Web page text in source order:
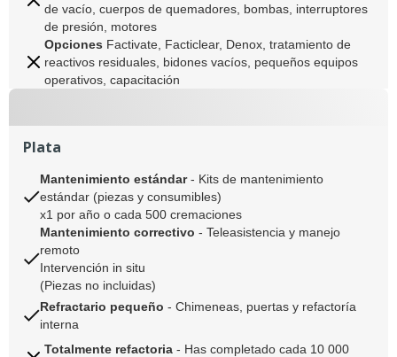
de vacío, cuerpos de quemadores, bombas, interruptores
de presión, motores
Opciones Factivate, Facticlear, Denox, tratamiento de
reactivos residuales, bidones vacíos, pequeños equipos
operativos, capacitación
Plata
Mantenimiento estándar- Kits de mantenimiento
estándar (piezas y consumibles)
x1 por año o cada 500 cremaciones
Mantenimiento correctivo - Teleasistencia y manejo
remoto
Intervención in situ
(Piezas no incluidas)
Refractario pequeño - Chimeneas, puertas y refactoría
interna
Totalmente refactoria - Has completado cada 10 000